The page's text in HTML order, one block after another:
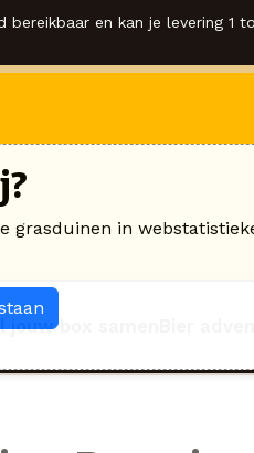
en kan je levering 1
jouw box samen
grasduinen in